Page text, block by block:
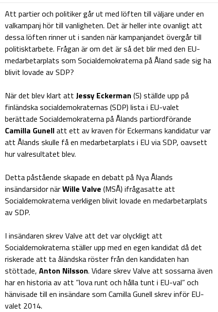
Att partier och politiker går ut med löften till väljare under en
valkampanj hör till vanligheten. Det är heller inte ovanligt att
dessa löften rinner ut i sanden när kampanjandet övergår till
politisktarbete. Frågan är om det är så det blir med den EU-
medarbetarplats som Socialdemokraterna på Åland sade sig ha
blivit lovade av SDP?
När det blev klart att Jessy Eckerman (S) ställde upp på
finländska socialdemokraternas (SDP) lista i EU-valet
berättade Socialdemokraterna på Ålands partiordförande
Camilla Gunellatt ett av kraven för Eckermans kandidatur var
att Ålands skulle få en medarbetarplats i EU via SDP, oavsett
hur valresultatet blev.
Detta påstående skapade en debatt på Nya Ålands
insändarsidor närWille Valve (MSÅ) ifrågasatte att
Socialdemokraterna verkligen blivit lovade en medarbetarplats
av SDP.
I insändaren skrev Valve att det var olyckligt att
Socialdemokraterna ställer upp med en egen kandidat då det
riskerade att ta åländska röster från den kandidaten han
stöttade, Anton Nilsson. Vidare skrev Valve att sossarna även
har en historia av att ”lova runt och hålla tunt i EU-val” och
hänvisade till en insändare som Camilla Gunell skrev inför EU-
valet 2014.